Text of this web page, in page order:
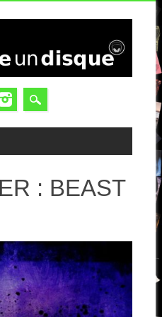
: BEAST